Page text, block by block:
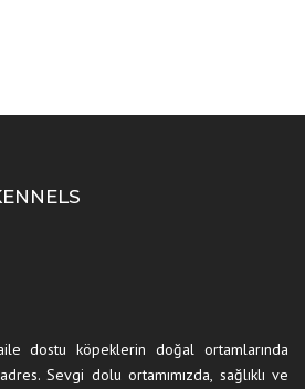
dostu köpeklerin doğal ortamlarında
Sevgi dolu ortamımızda, sağlıklı ve